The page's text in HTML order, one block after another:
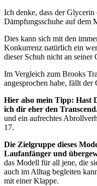
Ich denke, dass der
Dämpfungsschuhe auf dem
Dies kann sich mit den
Konkurrenz natürlich ein
dieser Schuh nicht an seiner
Im Vergleich zum Brooks
angesprochen habe, fällt
Hier also mein Tipp: Hast
ich dir eher den
und ein aufrechtes
17.
Die Zielgruppe dieses
Laufanfänger und
das Modell für all jene, die
auch im Alltag begleiten
mit einer Klappe.